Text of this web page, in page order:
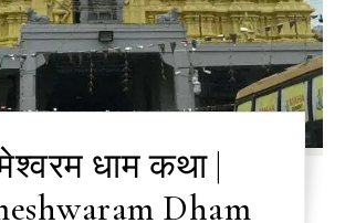
धाम कथा |
Dham